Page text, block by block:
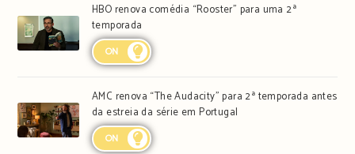
HBO renova comédia “Rooster” para uma 2ª
temporada
ON
AMC renova “The Audacity” para 2ª temporada antes
da estreia da série em Portugal
ON